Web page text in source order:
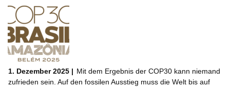
1. Dezember 2025 | Mit dem Ergebnis der COP30 kann niemand
zufrieden sein. Auf den fossilen Ausstieg muss die Welt bis auf